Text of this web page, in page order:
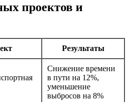
проектов и
Результаты
Снижение времени
в пути на 12%,
уменьшение
выбросов на 8%